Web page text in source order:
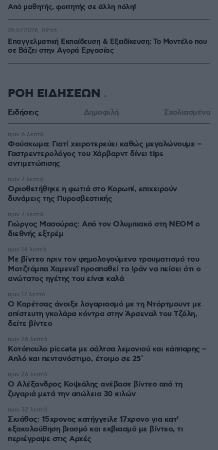
Από μαθητής, φοιτητής σε άλλη πόλη!
Επαγγελματική Εκπαίδευση & Εξειδίκευση: Το Mοντέλο που
σε Bάζει στην Aγορά Eργασίας
26.07.2026, 09:54
ΡΟΗ ΕΙΔΗΣΕΩΝ
Ειδήσεις Δημοφιλή Σχολιασμένα
Φούσκωμα: Γιατί χειροτερεύει καθώς μεγαλώνουμε –
Γαστρεντερολόγος του Χάρβαρντ δίνει tips
αντιμετώπισης
πριν 6 λεπτά
Οριοθετήθηκε η φωτιά στο Κορωπί, επιχειρούν
δυνάμεις της Πυροσβεστικής
πριν 7 λεπτά
Γιώργος Μασούρας: Από τον Ολυμπιακό στη ΝΕΟΜ ο
διεθνής εξτρέμ
πριν 7 λεπτά
Με βίντεο πριν τον φημολογούμενο τραυματισμό του
Μοτζτάμπα Χαμενεΐ προσπαθεί το Ιράν να πείσει ότι ο
ανώτατος ηγέτης του είναι καλά
πριν 14 λεπτά
Ο Καρέτσας άνοιξε λογαριασμό με τη Ντόρτμουντ με
απίστευτη γκολάρα κόντρα στην Άρσεναλ του Τζόλη,
δείτε βίντεο
πριν 17 λεπτά
Κοτόπουλο piccata με σάλτσα λεμονιού και κάππαρης –
Απλό και πεντανόστιμο, έτοιμο σε 25′
πριν 26 λεπτά
Ο Αλέξανδρος Κοψιάλης ανέβασε βίντεο από τη
ζυγαριά μετά την απώλεια 30 κιλών
πριν 26 λεπτά
Σκιάθος: 15χρονος κατήγγειλε 17χρονο για κατ'
εξακολούθηση βιασμό και εκβιασμό με βίντεο, τι
περιέγραψε στις Αρχές
πριν 32 λεπτά